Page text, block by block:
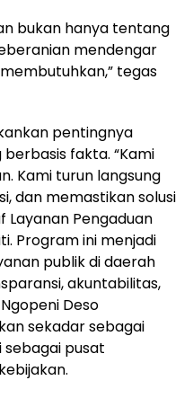
bukan hanya tentang
mendengar
tegas
pentingnya
fakta. “Kami
Kami turun langsung
dan memastikan solusi
Layanan Pengaduan
Program ini menjadi
publik di daerah
akuntabilitas,
Deso
sekadar sebagai
pusat